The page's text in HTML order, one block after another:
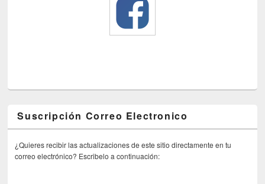
Suscripción Correo Electronico
¿Quieres recibir las actualizaciones de este sitio directamente en tu
correo electrónico? Escribelo a continuación: